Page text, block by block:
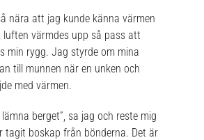
nära att jag kunde känna värmen
luften värmdes upp så pass att
min rygg. Jag styrde om mina
till munnen när en unken och
med värmen.
berget”, sa jag och reste mig
tagit boskap från bönderna. Det är